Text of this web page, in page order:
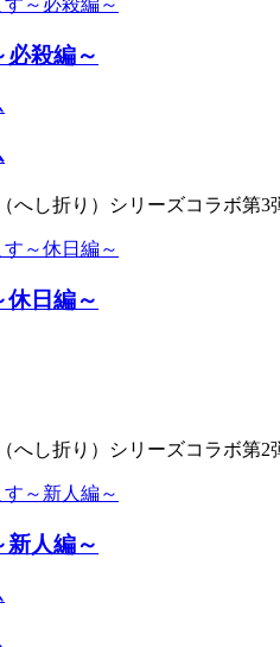
必殺編～
へし折り）シリーズコラボ第3
休日編～
へし折り）シリーズコラボ第2
新人編～